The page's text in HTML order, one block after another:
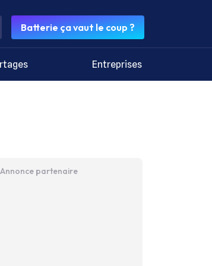
Batterie ça vaut le coup ?
Entreprises
Annonce partenaire